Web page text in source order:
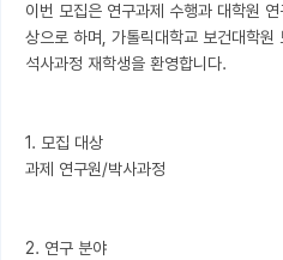
이번 모집은 연구과제 수행과 대학원
상으로 하며, 가톨릭대학교 보건대학
석사과정 재학생을 환영합니다.
1. 모집 대상
과제 연구원/박사과정
2. 연구 분야